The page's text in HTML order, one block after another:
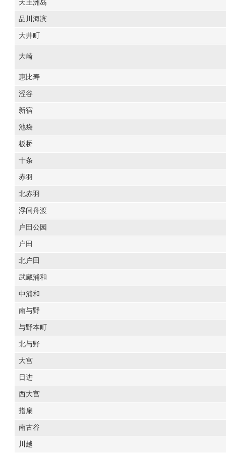
天王洲岛
品川海滨
大井町
大崎
惠比寿
涩谷
新宿
池袋
板桥
十条
赤羽
北赤羽
浮间舟渡
户田公园
户田
北户田
武藏浦和
中浦和
南与野
与野本町
北与野
大宫
日进
西大宫
指扇
南古谷
川越